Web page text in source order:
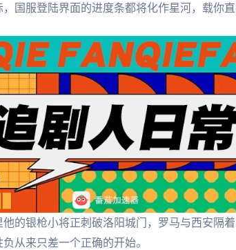
国服登陆界面的进度条都将化作星河，载你直
的银枪小将正刺破洛阳城门，罗马与西安隔
从来只差一个正确的开始。